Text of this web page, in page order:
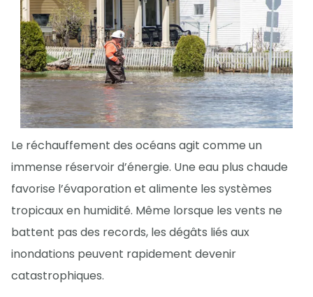
Le réchauffement des océans agit comme un
immense réservoir d’énergie. Une eau plus chaude
favorise l’évaporation et alimente les systèmes
tropicaux en humidité. Même lorsque les vents ne
battent pas des records, les dégâts liés aux
inondations peuvent rapidement devenir
catastrophiques.